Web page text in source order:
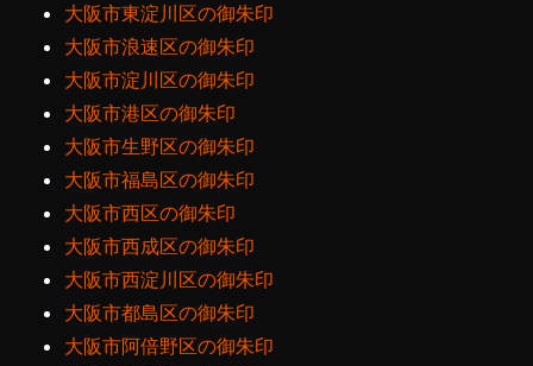
大阪市東淀川区の御朱印
大阪市浪速区の御朱印
大阪市淀川区の御朱印
大阪市港区の御朱印
大阪市生野区の御朱印
大阪市福島区の御朱印
大阪市西区の御朱印
大阪市西成区の御朱印
大阪市西淀川区の御朱印
大阪市都島区の御朱印
大阪市阿倍野区の御朱印